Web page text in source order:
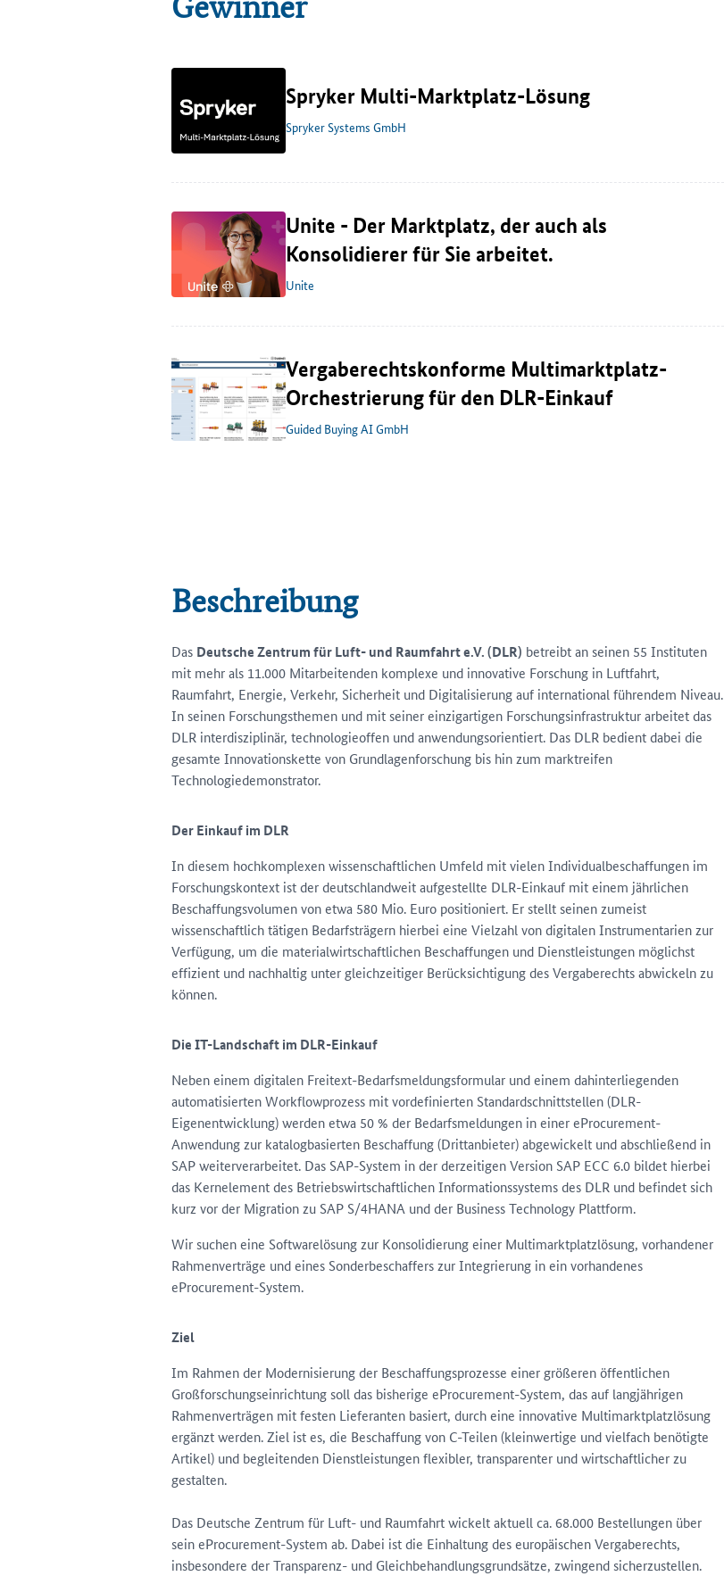
Spryker Multi-Marktplatz-Lösung
Spryker Systems GmbH
Unite - Der Marktplatz, der auch als
Konsolidierer für Sie arbeitet.
Unite
Vergaberechtskonforme Multimarktplatz-
Orchestrierung für den DLR-Einkauf
Guided Buying AI GmbH
Beschreibung
Das Deutsche Zentrum für Luft- und Raumfahrt e.V. (DLR) betreibt an seinen 55 Instituten
mit mehr als 11.000 Mitarbeitenden komplexe und innovative Forschung in Luftfahrt,
Raumfahrt, Energie, Verkehr, Sicherheit und Digitalisierung auf international führendem Niveau.
In seinen Forschungsthemen und mit seiner einzigartigen Forschungsinfrastruktur arbeitet das
DLR interdisziplinär, technologieoffen und anwendungsorientiert. Das DLR bedient dabei die
gesamte Innovationskette von Grundlagenforschung bis hin zum marktreifen
Technologiedemonstrator.
Der Einkauf im DLR
In diesem hochkomplexen wissenschaftlichen Umfeld mit vielen Individualbeschaffungen im
Forschungskontext ist der deutschlandweit aufgestellte DLR-Einkauf mit einem jährlichen
Beschaffungsvolumen von etwa 580 Mio. Euro positioniert. Er stellt seinen zumeist
wissenschaftlich tätigen Bedarfsträgern hierbei eine Vielzahl von digitalen Instrumentarien zur
Verfügung, um die materialwirtschaftlichen Beschaffungen und Dienstleistungen möglichst
effizient und nachhaltig unter gleichzeitiger Berücksichtigung des Vergaberechts abwickeln zu
können.
Die IT-Landschaft im DLR-Einkauf
Neben einem digitalen Freitext-Bedarfsmeldungsformular und einem dahinterliegenden
automatisierten Workflowprozess mit vordefinierten Standardschnittstellen (DLR-
Eigenentwicklung) werden etwa 50 % der Bedarfsmeldungen in einer eProcurement-
Anwendung zur katalogbasierten Beschaffung (Drittanbieter) abgewickelt und abschließend in
SAP weiterverarbeitet. Das SAP-System in der derzeitigen Version SAP ECC 6.0 bildet hierbei
das Kernelement des Betriebswirtschaftlichen Informationssystems des DLR und befindet sich
kurz vor der Migration zu SAP S/4HANA und der Business Technology Plattform.
Wir suchen eine Softwarelösung zur Konsolidierung einer Multimarktplatzlösung, vorhandener
Rahmenverträge und eines Sonderbeschaffers zur Integrierung in ein vorhandenes
eProcurement-System.
Ziel
Im Rahmen der Modernisierung der Beschaffungsprozesse einer größeren öffentlichen
Großforschungseinrichtung soll das bisherige eProcurement-System, das auf langjährigen
Rahmenverträgen mit festen Lieferanten basiert, durch eine innovative Multimarktplatzlösung
ergänzt werden. Ziel ist es, die Beschaffung von C-Teilen (kleinwertige und vielfach benötigte
Artikel) und begleitenden Dienstleistungen flexibler, transparenter und wirtschaftlicher zu
gestalten.
Das Deutsche Zentrum für Luft- und Raumfahrt wickelt aktuell ca. 68.000 Bestellungen über
sein eProcurement-System ab. Dabei ist die Einhaltung des europäischen Vergaberechts,
insbesondere der Transparenz- und Gleichbehandlungsgrundsätze, zwingend sicherzustellen.